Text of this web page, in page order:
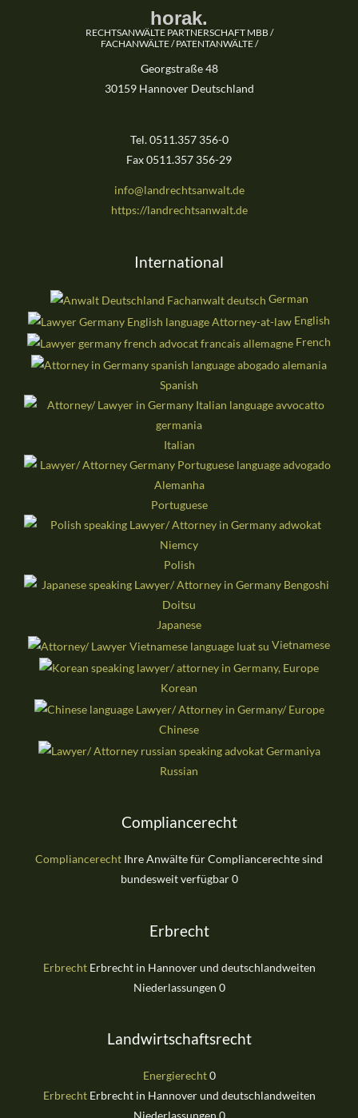
horak.
RECHTSANWÄLTE PARTNERSCHAFT MBB /
FACHANWÄLTE / PATENTANWÄLTE /
Georgstraße 48
30159 Hannover Deutschland
Tel. 0511.357 356-0
Fax 0511.357 356-29
info@landrechtsanwalt.de
https://landrechtsanwalt.de
International
German
English
French
Spanish
Italian
Portuguese
Polish
Japanese
Vietnamese
Korean
Chinese
Russian
Compliancerecht
Compliancerecht Ihre Anwälte für Compliancerechte sind
bundesweit verfügbar 0
Erbrecht
ErbrechtErbrecht in Hannover und deutschlandweiten
Niederlassungen 0
Landwirtschaftsrecht
Energierecht0
ErbrechtErbrecht in Hannover und deutschlandweiten